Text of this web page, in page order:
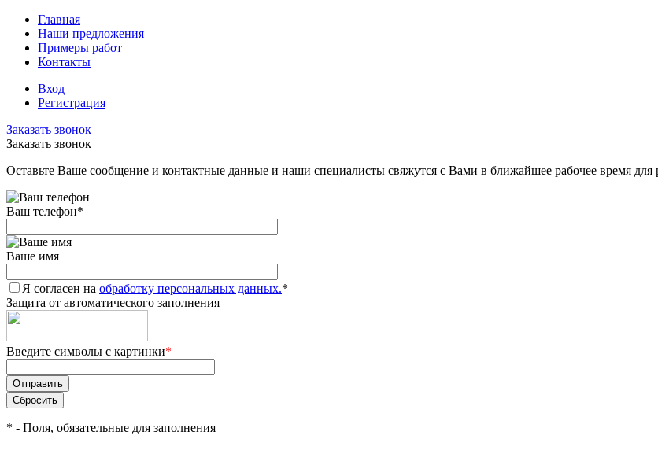
Главная
Наши предложения
Примеры работ
Контакты
Вход
Регистрация
Заказать звонок
Заказать звонок
Оставьте Ваше сообщение и контактные данные и наши специалисты свяжутся с Вами в ближайшее рабочее время
Ваш телефон*
Ваше имя
Я согласен на обработку персональных данных.*
Защита от автоматического заполнения
Введите символы с картинки*
* - Поля, обязательные для заполнения